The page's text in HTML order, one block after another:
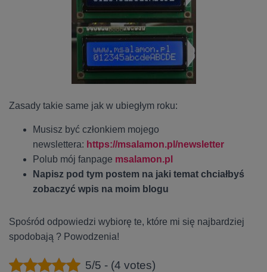
Zasady takie same jak w ubiegłym roku:
Musisz być członkiem mojego
newslettera: https://msalamon.pl/newsletter
Polub mój fanpage msalamon.pl
Napisz pod tym postem na jaki temat chciałbyś
zobaczyć wpis na moim blogu
Spośród odpowiedzi wybiorę te, które mi się najbardziej
spodobają ? Powodzenia!
5/5 - (4 votes)